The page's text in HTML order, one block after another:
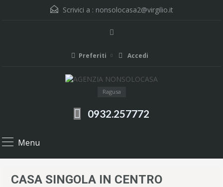
Scrivici a : nonsolocasa2@virgilio.it
Preferiti Accedi
Ragusa
0932.257772
Menu
CASA SINGOLA IN CENTRO